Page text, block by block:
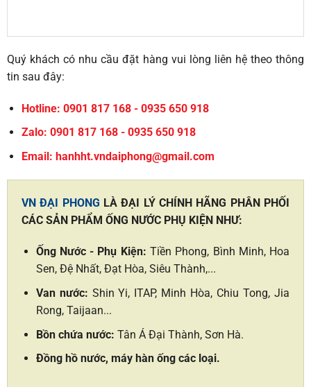
Quý khách có nhu cầu đặt hàng vui lòng liên hệ theo thông
tin sau đây:
Hotline: 0901 817 168 - 0935 650 918
Zalo: 0901 817 168 - 0935 650 918
Email: hanhht.vndaiphong@gmail.com
VN ĐẠI PHONG LÀ ĐẠI LÝ CHÍNH HÃNG PHÂN PHỐI
CÁC SẢN PHẨM ỐNG NƯỚC PHỤ KIỆN NHƯ:
Ống Nước - Phụ Kiện: Tiền Phong, Bình Minh, Hoa
Sen, Đệ Nhất, Đạt Hòa, Siêu Thành,...
Van nước: Shin Yi, ITAP, Minh Hòa, Chiu Tong, Jia
Rong, Taijaan...
Bồn chứa nước: Tân Á Đại Thành, Sơn Hà.
Đồng hồ nước, máy hàn ống các loại.